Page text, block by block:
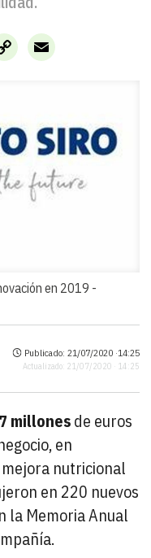
Copy
Link
Email
en 2019 -
Publicado: 21/07/2020 ·14:25
Actualizado: 21/07/2020 · 14:25
millonesde euros
en
nutricional
en 220 nuevos
la Memoria Anual